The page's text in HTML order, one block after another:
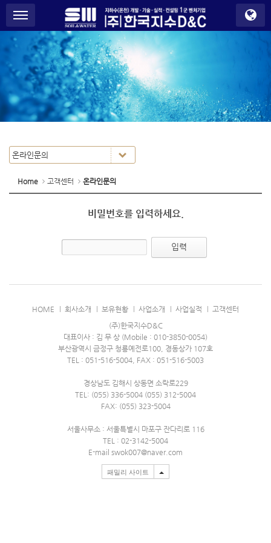
메뉴 건너뛰기
S
P
o
m
o
i
o
Home 고객센터 온라인문의
비밀번호를 입력하세요.
HOME 회사소개 보유현황 사업소개 사업실적
고객센터
(주)한국지수D&C
대표이사 : 김 무 상 (Mobile : 010-3850-0054)
부산광역시 금정구 청룡예전로100, 경동상가 107호
TEL : 051-516-5004, FAX : 051-516-5003
경상남도 김해시 상동면 소락로229
TEL: (055) 336-5004 (055) 312-5004
FAX: (055) 323-5004
서울사무소 : 서울특별시 마포구 잔다리로 116
TEL : 02-3142-5004
E-mail swok007@naver.com
패밀리 사이트